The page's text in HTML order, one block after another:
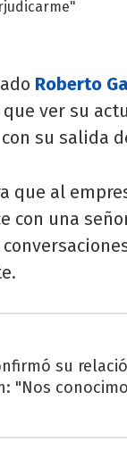
Roberto
ver su
su salida
que al
con una
su
"Nos